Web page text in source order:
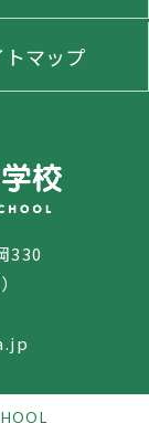
330
トマップ